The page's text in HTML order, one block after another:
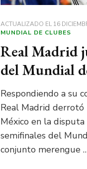
ACTUALIZADO EL16
MUNDIAL DE CLUBES
Real Madrid
del Mundial
Respondiendo a su
Real Madrid
México en la
semifinales del
conjunto merengue